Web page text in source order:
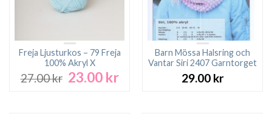
Freja Ljusturkos – 79 Freja
100% Akryl X
27.00kr Det
23.00 krDet
Barn Mössa Halsring och
Vantar Siri 2407 Garntorget
29.00 kr